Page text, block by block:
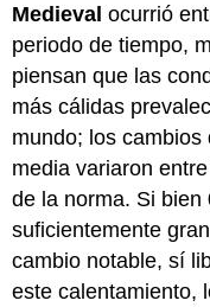
Medieval ocurrió
periodo de tiempo,
piensan que las
más cálidas
mundo; los
media variaron
de la norma. Si bien
suficientemente
cambio notable, sí
este calentamiento,